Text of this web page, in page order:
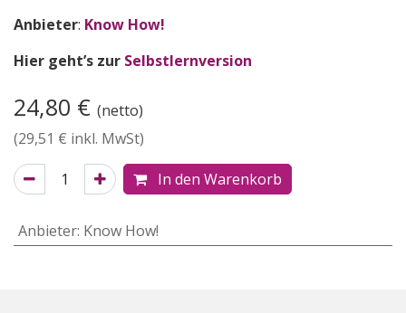
Anbieter: Know How!
Hier geht’s zur Selbstlernversion
24,80 € (netto)
(29,51 € inkl. MwSt)
In den Warenkorb
Anbieter: Know How!